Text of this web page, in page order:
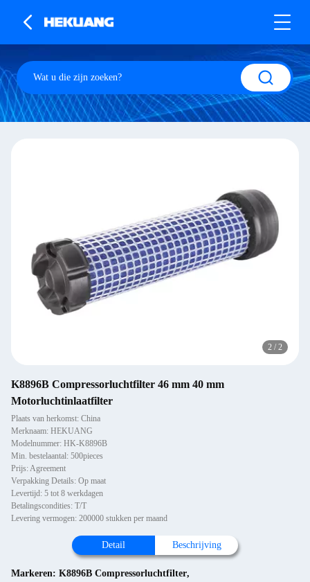
2 / 2
K8896B Compressorluchtfilter 46 mm 40 mm
Motorluchtinlaatfilter
Plaats van herkomst: China
Merknaam: HEKUANG
Modelnummer: HK-K8896B
Min. bestelaantal: 500pieces
Prijs: Agreement
Verpakking Details: Op maat
Levertijd: 5 tot 8 werkdagen
Betalingscondities: T/T
Levering vermogen: 200000 stukken per maand
Detail Beschrijving
Markeren: K8896B Compressorluchtfilter,